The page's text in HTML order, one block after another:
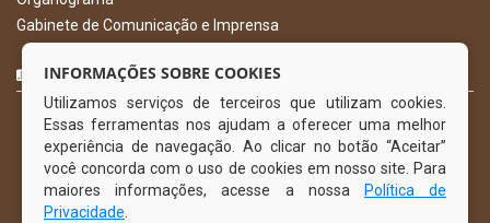
Gabinete de Comunicação e Imprensa
CURTA NOSSA FAN PAGE
INFORMAÇÕES SOBRE COOKIES
Utilizamos serviços de terceiros que utilizam cookies.
Essas ferramentas nos ajudam a oferecer uma melhor
experiência de navegação. Ao clicar no botão “Aceitar”
você concorda com o uso de cookies em nosso site. Para
maiores informações, acesse a nossa
Política de
Privacidade